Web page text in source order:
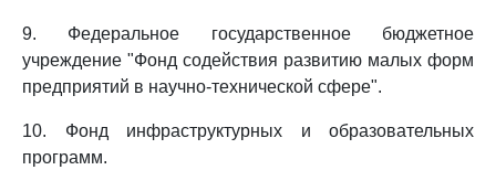
9. Федеральное государственное бюджетное
учреждение "Фонд содействия развитию малых форм
предприятий в научно-технической сфере".
10. Фонд инфраструктурных и образовательных
программ.